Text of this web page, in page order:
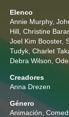
Elenco
Annie Murphy,
Hill Christine
Joel Kim Booster,
Tudyk,Charlet
Debra Wilson,
Creadores
Anna Drezen
Género
Animación